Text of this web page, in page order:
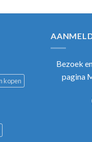
kopen
Bezoek
pagina